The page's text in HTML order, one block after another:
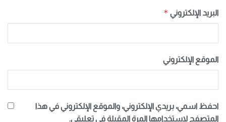
البريد الإلكتروني *
الموقع الإلكتروني
احفظ اسمي، بريدي الإلكتروني، والموقع الإلكتروني في هذا
المتصفح لاستخدامها المرة المقبلة في تعليقي.